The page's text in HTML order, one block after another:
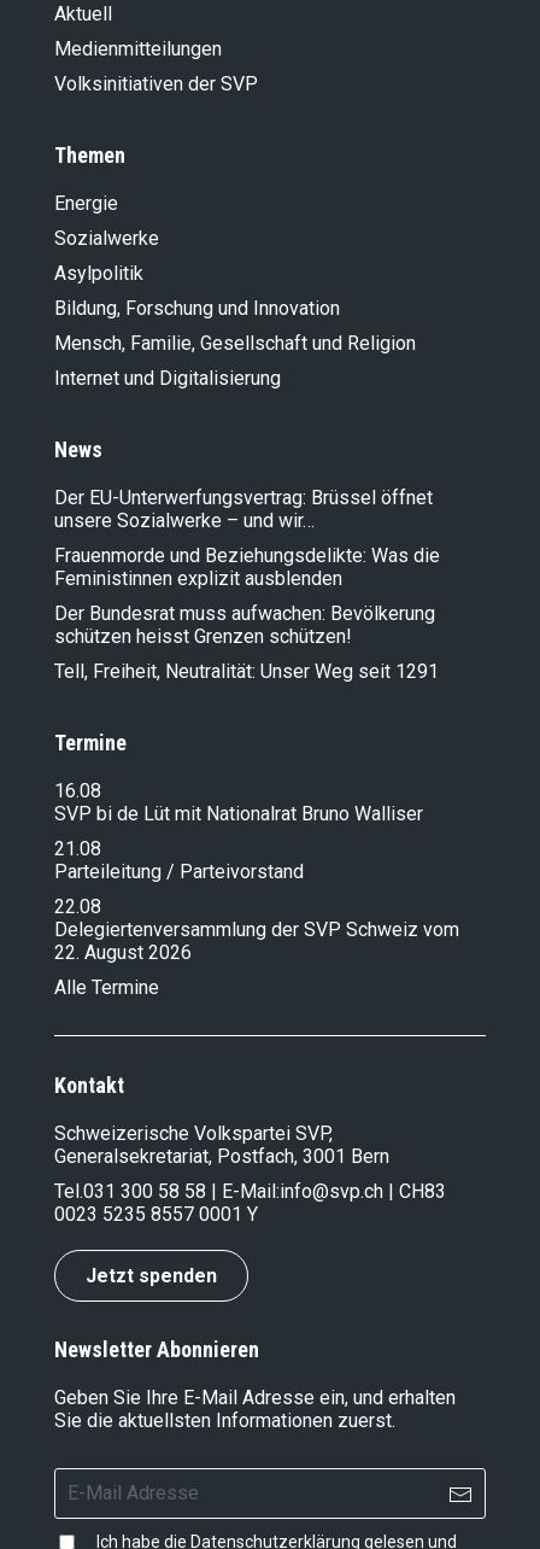
Aktuell
Medienmitteilungen
Volksinitiativen der SVP
Themen
Energie
Sozialwerke
Asylpolitik
Bildung, Forschung und Innovation
Mensch, Familie, Gesellschaft und Religion
Internet und Digitalisierung
News
Der EU-Unterwerfungsvertrag: Brüssel öffnet
unsere Sozialwerke – und wir…
Frauenmorde und Beziehungsdelikte: Was die
Feministinnen explizit ausblenden
Der Bundesrat muss aufwachen: Bevölkerung
schützen heisst Grenzen schützen!
Tell, Freiheit, Neutralität: Unser Weg seit 1291
Termine
16.08
SVP bi de Lüt mit Nationalrat Bruno Walliser
21.08
Parteileitung / Parteivorstand
22.08
Delegiertenversammlung der SVP Schweiz vom
22. August 2026
Alle Termine
Kontakt
Schweizerische Volkspartei SVP,
Generalsekretariat, Postfach, 3001 Bern
Tel.031 300 58 58 | E-Mail:info@svp.ch | CH83
0023 5235 8557 0001 Y
Jetzt spenden
Newsletter Abonnieren
Geben Sie Ihre E-Mail Adresse ein, und erhalten
Sie die aktuellsten Informationen zuerst.
Ich habe die Datenschutzerklärung gelesen und